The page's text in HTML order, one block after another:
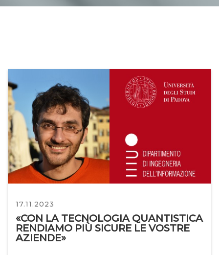
17.11.2023
«CON LA TECNOLOGIA QUANTISTICA
RENDIAMO PIÙ SICURE LE VOSTRE
AZIENDE»